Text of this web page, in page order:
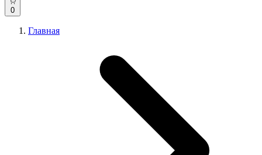
0
Главная